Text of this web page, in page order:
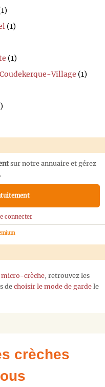
(1)
(1)
Village (1)
sur notre annuaire et gérez
connecter
micro-crèche, retrouvez les
de choisir le mode de garde le
crèches